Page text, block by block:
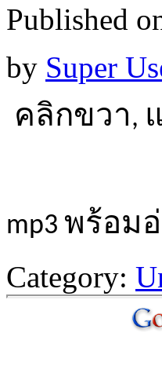
Published
by Super
คลิกขวา,
mp3 พร้อม
Category: